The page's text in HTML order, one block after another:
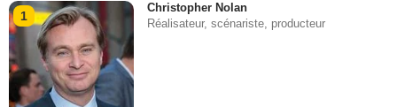
1
Christopher Nolan
Réalisateur, scénariste, producteur